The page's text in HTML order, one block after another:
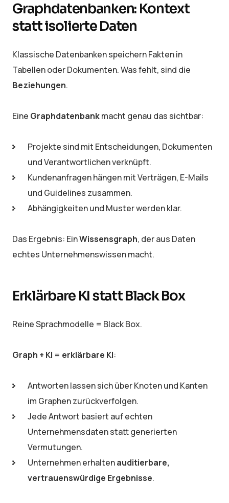
Graphdatenbanken: Kontext
statt isolierte Daten
Klassische Datenbanken speichern Fakten in
Tabellen oder Dokumenten. Was fehlt, sind die
Beziehungen.
Eine Graphdatenbankmacht genau das sichtbar:
Projekte sind mit Entscheidungen, Dokumenten
und Verantwortlichen verknüpft.
Kundenanfragen hängen mit Verträgen, E-Mails
und Guidelines zusammen.
Abhängigkeiten und Muster werden klar.
Das Ergebnis: EinWissensgraph, der aus Daten
echtes Unternehmenswissen macht.
Erklärbare KI statt Black Box
Reine Sprachmodelle = Black Box.
Graph + KI = erklärbare KI:
Antworten lassen sich über Knoten und Kanten
im Graphen zurückverfolgen.
Jede Antwort basiert auf echten
Unternehmensdaten statt generierten
Vermutungen.
Unternehmen erhaltenauditierbare,
vertrauenswürdige Ergebnisse.